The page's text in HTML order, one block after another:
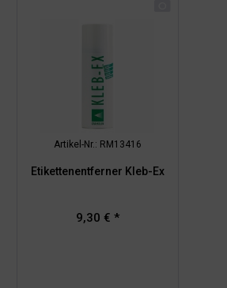
Artikel-Nr.: RM13416
Etikettenentferner Kleb-Ex
9,30 € *